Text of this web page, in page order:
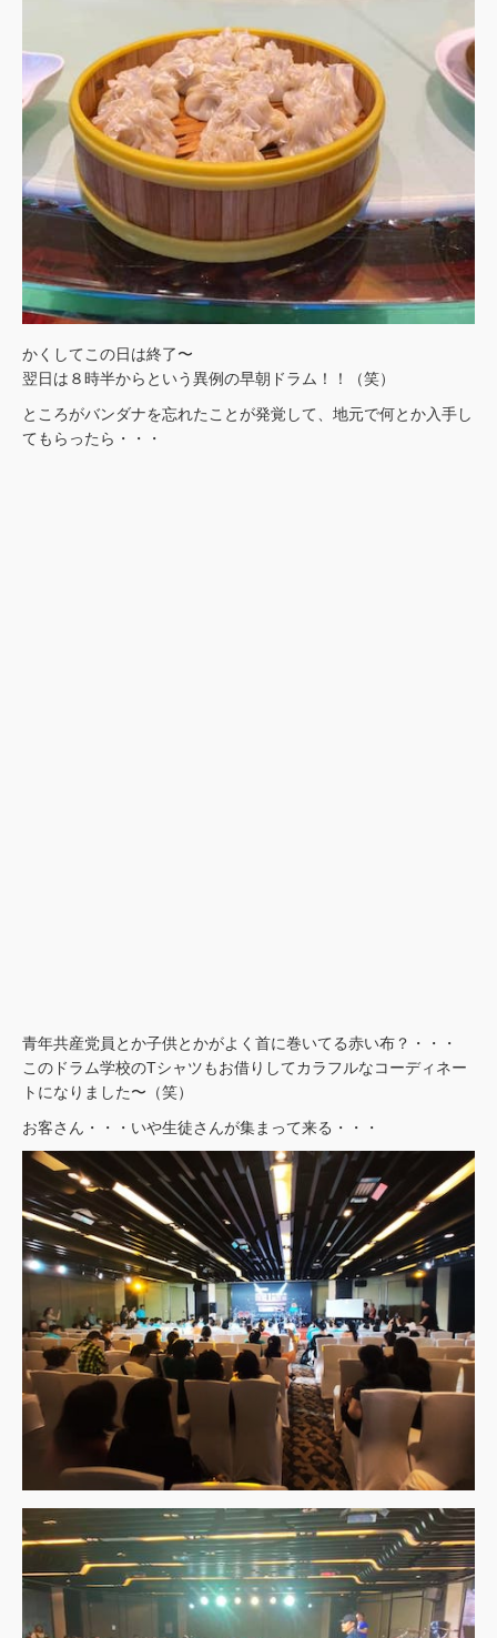
かくしてこの日は終了〜
翌日は８時半からという異例の早朝ドラム！！（笑）
ところがバンダナを忘れたことが発覚して、地元で何とか入手し
てもらったら・・・
青年共産党員とか子供とかがよく首に巻いてる赤い布？・・・
このドラム学校のTシャツもお借りしてカラフルなコーディネー
トになりました〜（笑）
お客さん・・・いや生徒さんが集まって来る・・・